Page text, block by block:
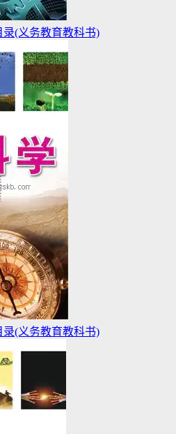
(义务教育教科书)
(义务教育教科书)